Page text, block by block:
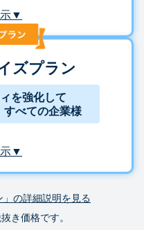
▼
ズプラン
を強化して
べての企業様
▼
」の詳細説明を見る
き価格です。